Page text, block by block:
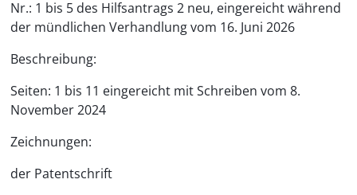
Nr.: 1 bis 5 des Hilfsantrags 2 neu, eingereicht während
der mündlichen Verhandlung vom 16. Juni 2026
Beschreibung:
Seiten: 1 bis 11 eingereicht mit Schreiben vom 8.
November 2024
Zeichnungen:
der Patentschrift